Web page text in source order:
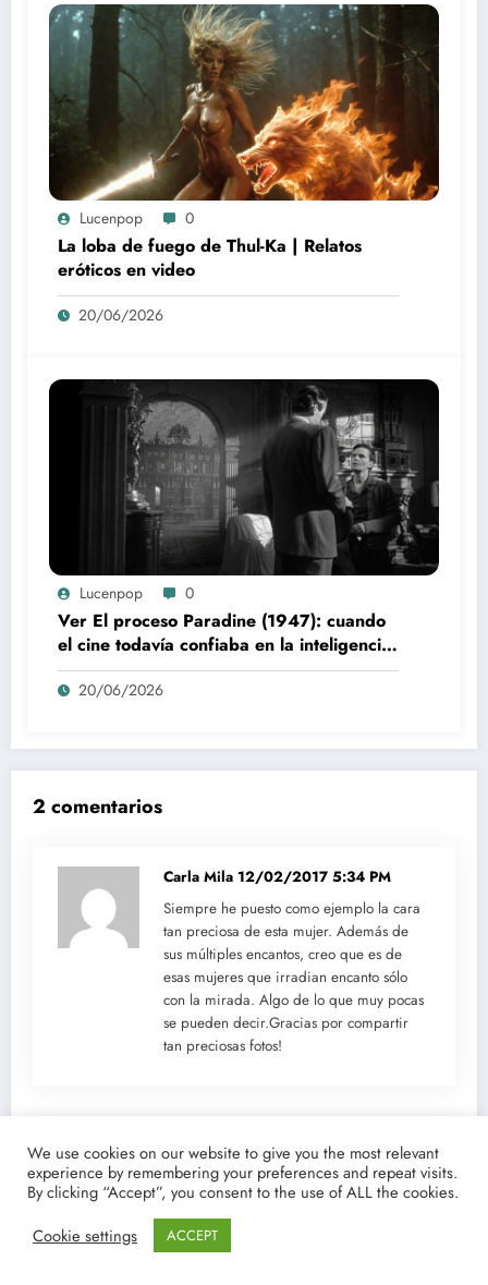
Lucenpop 0
La loba de fuego de Thul-Ka | Relatos
eróticos en video
20/06/2026
Lucenpop 0
Ver El proceso Paradine (1947): cuando
el cine todavía confiaba en la inteligencia
del espectador
20/06/2026
2 comentarios
Carla Mila 12/02/2017 5:34 PM
Siempre he puesto como ejemplo la cara
tan preciosa de esta mujer. Además de
sus múltiples encantos, creo que es de
esas mujeres que irradian encanto sólo
con la mirada. Algo de lo que muy pocas
se pueden decir.Gracias por compartir
tan preciosas fotos!
Lucen Pop 14/02/2017 9:21 AM
Gracias a ti por participar, eso nos da
gana de seguir buscando imágenes y
rostros como este.
We use cookies on our website to give you the most relevant
experience by remembering your preferences and repeat visits.
By clicking “Accept”, you consent to the use of ALL the cookies.
Cookie settings
ACCEPT